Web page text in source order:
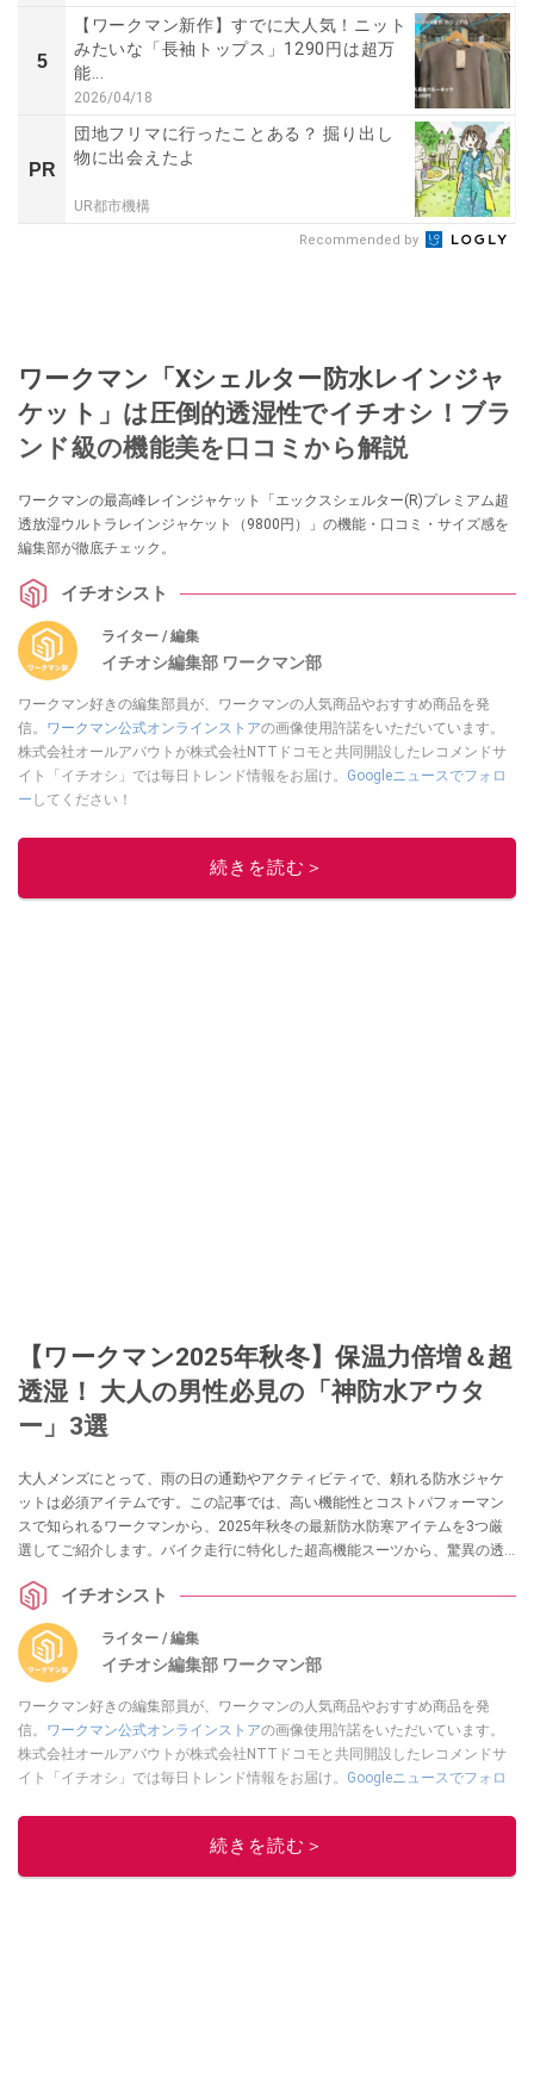
5
【ワークマン新作】すでに大人気！ニット
みたいな「長袖トップス」1290円は超万
能...
2026/04/18
PR
団地フリマに行ったことある？ 掘り出し
物に出会えたよ
UR都市機構
Recommended by
ワークマン「Xシェルター防水レインジャ
ケット」は圧倒的透湿性でイチオシ！ブラ
ンド級の機能美を口コミから解説
ワークマンの最高峰レインジャケット「エックスシェルター(R)プレミアム超
透放湿ウルトラレインジャケット（9800円）」の機能・口コミ・サイズ感を
編集部が徹底チェック。
イチオシスト
ライター / 編集
イチオシ編集部 ワークマン部
ワークマン好きの編集部員が、ワークマンの人気商品やおすすめ商品を発
信。 ワークマン公式オンラインストアの画像使用許諾をいただいています。
株式会社オールアバウトが株式会社NTTドコモと共同開設したレコメンドサ
イト「イチオシ」では毎日トレンド情報をお届け。 Googleニュースでフォロ
ー してください！
このイチオシストの他の記事を読む
続きを読む＞
【ワークマン2025年秋冬】保温力倍増＆超
透湿！ 大人の男性必見の「神防水アウタ
ー」3選
大人メンズにとって、雨の日の通勤やアクティビティで、頼れる防水ジャケ
ットは必須アイテムです。この記事では、高い機能性とコストパフォーマン
スで知られるワークマンから、2025年秋冬の最新防水防寒アイテムを3つ厳
選してご紹介します。バイク走行に特化した超高機能スーツから、驚異の透
で、用途に応じて最適な一着が見つかるはずです。雨の日の憂鬱を吹き飛ば
す快適なウェアをチェックしましょう！
イチオシスト
ライター / 編集
イチオシ編集部 ワークマン部
ワークマン好きの編集部員が、ワークマンの人気商品やおすすめ商品を発
信。 ワークマン公式オンラインストアの画像使用許諾をいただいています。
株式会社オールアバウトが株式会社NTTドコモと共同開設したレコメンドサ
イト「イチオシ」では毎日トレンド情報をお届け。 Googleニュースでフォロ
このイチオシストの他の記事を読む
続きを読む＞